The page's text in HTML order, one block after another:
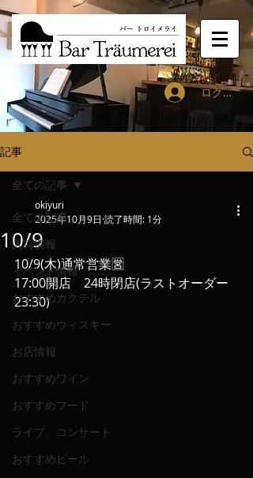
ログイン
記事
全ての記事
入荷情報
イベント情報
おすすめカクテル
おすすめウィスキー
お店情報
おすすめワイン
おすすめフード
ライブ、コンサート
おすすめビール
全ての記事
10/9
okiyuri
2025年10月9日 読了時間: 1分
10/9(木)通常営業🈺
17:00開店　24時閉店(ラストオーダー
23:30)